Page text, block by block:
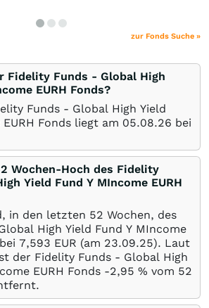
zur Fonds Suche »
Fidelity Funds - Global High
EURH Fonds?
Funds - Global High Yield
Fonds liegt am 05.08.26 bei
Wochen-Hoch des Fidelity
Yield Fund Y MIncome EURH
in den letzten 52 Wochen, des
High Yield Fund Y MIncome
7,593 EUR (am 23.09.25). Laut
der Fidelity Funds - Global High
EURH Fonds -2,95 % vom 52